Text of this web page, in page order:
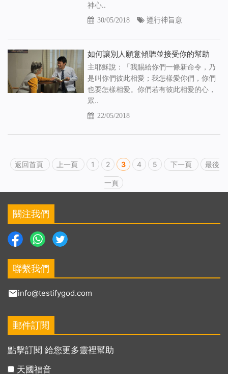
神心..
30/05/2018 遵行神旨意
如何讓別人願意傾聽並接受你的幫助
主耶穌說：「我賜給你們一條新命令，乃
是叫你們彼此相愛；我怎樣愛你們，你們
也要怎樣相愛。你們若有彼此相愛的心，
眾..
22/05/2018
返回首頁 上一頁 1 2 3 4 5 下一頁 最後
一頁
關注我們
聯繫我們
info@testifygod.com
郵件訂閱
點擊訂閱 給您更多靈裡幫助
天國福音